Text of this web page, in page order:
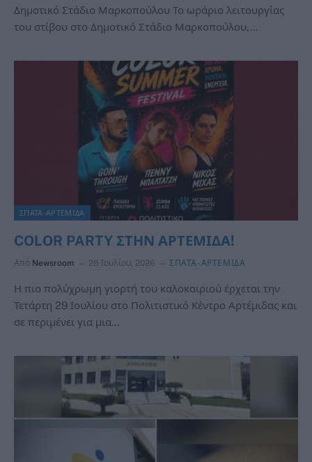
Δημοτικό Στάδιο Μαρκοπούλου Το ωράριο λειτουργίας
του στίβου στο Δημοτικό Στάδιο Μαρκοπούλου,…
ΣΠΑΤΑ-ΑΡΤΕΜΙΔΑ
COLOR PARTY ΣΤΗΝ ΑΡΤΕΜΙΔΑ!
Από Newsroom 28 Ιουλίου, 2026 ΣΠΑΤΑ-ΑΡΤΕΜΙΔΑ
Η πιο πολύχρωμη γιορτή του καλοκαιριού έρχεται την
Τετάρτη 29 Ιουλίου στο Πολιτιστικό Κέντρο Αρτέμιδας και
σε περιμένει για μια…